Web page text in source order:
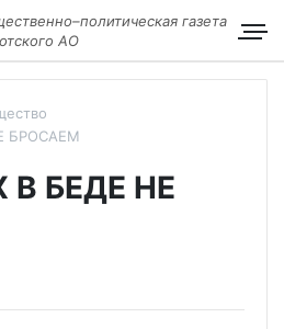
газета
АО
БРОСАЕМ
БЕДЕ НЕ